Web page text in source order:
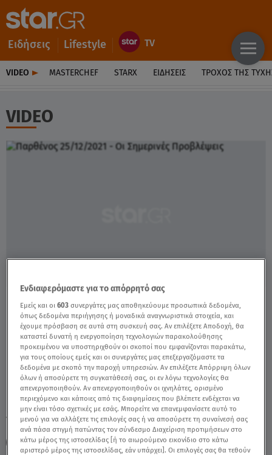
Ειδήσεις Lifestyle
VIDEO MASTERCHEF STARX ΕΙΔΉΣΕΙΣ ΤΡΟΧΌΣ ΤΗΣ
VIDEO
Παρθένος 25/12/2021 - Οι Σημερινές
Προβλέψεις - Video
TAGS: ΠΑΡΘΕΝΟΣ ΖΩΔΙΑ ΠΑΡΘΕΝΟΣ ΖΩΔΙΑ ΣΗΜΕΡΑ
ΑΣΗ ΜΠΗΛΙΟΥ
ΖΩΔΙΑ ΑΣΗ ΜΠΗΛΙΟΥ
Ενδιαφερόμαστε για το απόρρητό σας
Εμείς και οι603 συνεργάτες μας αποθηκεύουμε προσωπικά δεδομένα,
όπως δεδομένα περιήγησης ή μοναδικά αναγνωριστικά στοιχεία, και
έχουμε πρόσβαση σε αυτά στη συσκευή σας. Αν επιλέξετε Αποδοχή, θα
καταστεί δυνατή η ενεργοποίηση τεχνολογιών παρακολούθησης
προκειμένου να υποστηριχθούν οι σκοποί που εμφανίζονται παρακάτω,
για τους οποίους εμείς και οι συνεργάτες μας επεξεργαζόμαστε τα
δεδομένα με σκοπό την παροχή υπηρεσιών. Αν επιλέξετε Απόρριψη όλων
όλων ή αποσύρετε τη συγκατάθεσή σας, οι εν λόγω τεχνολογίες θα
απενεργοποιηθούν. Αν απενεργοποιηθούν οι ιχνηλάτες, ορισμένο
περιεχόμενο και κάποιες από τις διαφημίσεις που βλέπετε ενδέχεται να
μην είναι τόσο σχετικές με εσάς. Μπορείτε να επανεμφανίσετε αυτό το
μενού για να αλλάξετε τις επιλογές σας ή να αποσύρετε τη συναίνεσή σας
ανά πάσα στιγμή πατώντας τον σύνδεσμο Διαχείριση προτιμήσεων στο
κάτω μέρος της ιστοσελίδας [ή το αιωρούμενο εικονίδιο στο κάτω
αριστερό μέρος της ιστοσελίδας, εάν υπάρχει]. Οι επιλογές σας θα τεθούν